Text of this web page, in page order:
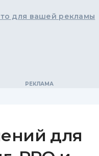
для вашей рекламы
для